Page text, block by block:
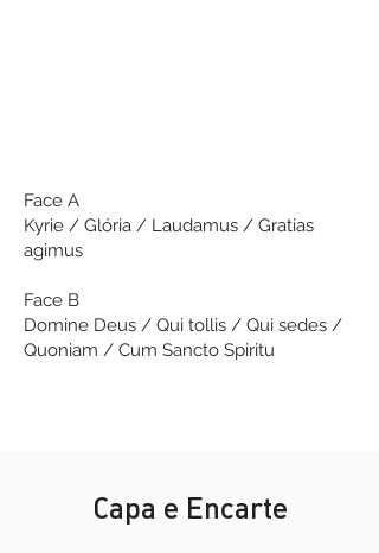
Face A
Kyrie / Glória / Laudamus / Gratias
agimus
Face B
Domine Deus / Qui tollis / Qui sedes /
Quoniam / Cum Sancto Spiritu
Capa e Encarte